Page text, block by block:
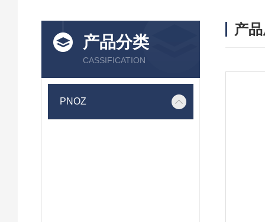
产品分类
CASSIFICATION
PNOZ
产